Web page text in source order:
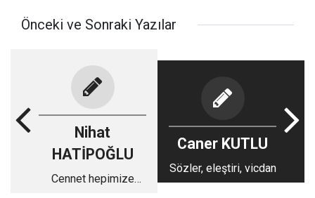
Önceki ve Sonraki Yazılar
Nihat
HATİPOĞLU
Cennet hepimize
Caner KUTLU
Sözler, eleştiri, vicdan